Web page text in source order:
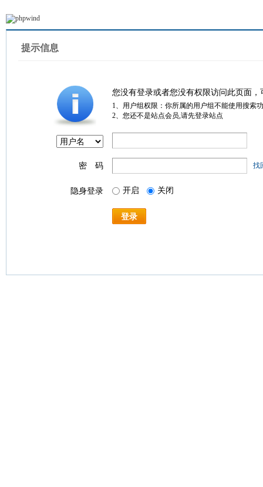
提示信息
您没有登录或者您没有权限访问此页面
1、用户组权限：你所属的用户组不能使用搜索
2、您还不是站点会员,请先登录站点
密 码 找
隐身登录 开启 关闭
登录